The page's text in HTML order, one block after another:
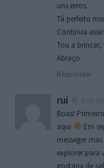
uns erros.
Tá perfeito
Continua
Tou a brincar,
Abraço
Responder
rui
Boas!
aqui
Em
messeger
explorer para
gostaria de